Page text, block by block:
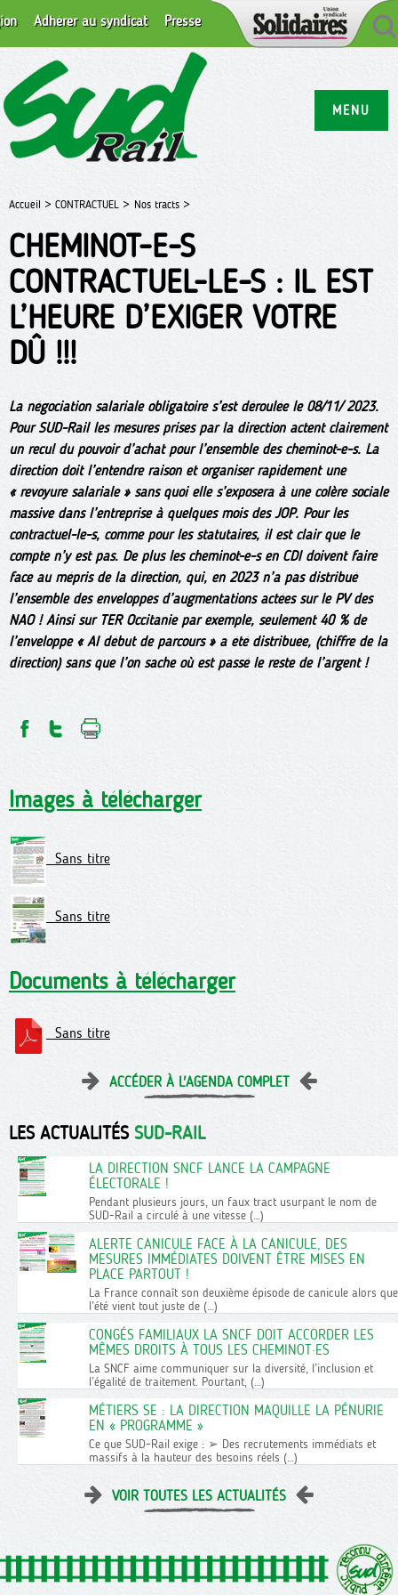
MENU
Adhérer au syndicat Presse
Accueil > CONTRACTUEL > Nos tracts >
CHEMINOT-E-S
CONTRACTUEL-LE-S : IL EST
L’HEURE D’EXIGER VOTRE
DÛ !!!
La négociation salariale obligatoire s’est déroulée le 08/11/ 2023.
Pour SUD-Rail les mesures prises par la direction actent clairement
un recul du pouvoir d’achat pour l’ensemble des cheminot-e-s. La
direction doit l’entendre raison et organiser rapidement une
« revoyure salariale » sans quoi elle s’exposera à une colère sociale
massive dans l’entreprise à quelques mois des JOP. Pour les
contractuel-le-s, comme pour les statutaires, il est clair que le
compte n’y est pas. De plus les cheminot-e-s en CDI doivent faire
face au mépris de la direction, qui, en 2023 n’a pas distribué
l’ensemble des enveloppes d’augmentations actées sur le PV des
NAO ! Ainsi sur TER Occitanie par exemple, seulement 40 % de
l’enveloppe « AI début de parcours » a été distribuée, (chiffre de la
direction) sans que l’on sache où est passé le reste de l’argent !
Images à télécharger
Sans titre
Sans titre
Documents à télécharger
Sans titre
ACCÉDER À L'AGENDA COMPLET
LES ACTUALITÉS SUD-RAIL
LA DIRECTION SNCF LANCE LA CAMPAGNE
ÉLECTORALE !
Pendant plusieurs jours, un faux tract usurpant le nom de
SUD-Rail a circulé à une vitesse (…)
ALERTE CANICULE FACE À LA CANICULE, DES
MESURES IMMÉDIATES DOIVENT ÊTRE MISES EN
PLACE PARTOUT !
La France connaît son deuxième épisode de canicule alors que
l’été vient tout juste de (…)
CONGÉS FAMILIAUX LA SNCF DOIT ACCORDER LES
MÊMES DROITS À TOUS LES CHEMINOT·ES
La SNCF aime communiquer sur la diversité, l’inclusion et
l’égalité de traitement. Pourtant, (…)
MÉTIERS SE : LA DIRECTION MAQUILLE LA PÉNURIE
EN « PROGRAMME »
Ce que SUD-Rail exige : ➢ Des recrutements immédiats et
massifs à la hauteur des besoins réels (…)
VOIR TOUTES LES ACTUALITÉS